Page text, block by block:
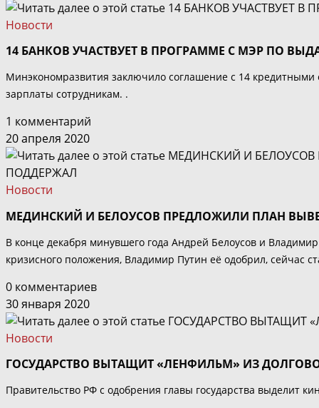
Новости
14 БАНКОВ УЧАСТВУЕТ В ПРОГРАММЕ С МЭР ПО
Минэкономразвития заключило соглашение с 14
зарплаты сотрудникам. .
1 комментарий
20 апреля 2020
Новости
МЕДИНСКИЙ И БЕЛОУСОВ ПРЕДЛОЖИЛИ ПЛАН
В конце декабря минувшего года Андрей Белоусов и
кризисного положения, Владимир Путин её одобрил, сейчас
0 комментариев
30 января 2020
Новости
ГОСУДАРСТВО ВЫТАЩИТ «ЛЕНФИЛЬМ» ИЗ
Правительство РФ с одобрения главы государства выделит